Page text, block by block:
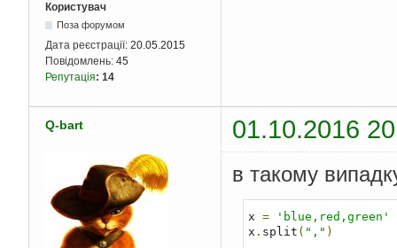
Користувач
Поза форумом
Дата реєстрації: 20.05.2015
Повідомлень: 45
Репутація: 14
Q-bart 01.10.2016
в такому
x =
'blue,red,green'
x . split ( "," )